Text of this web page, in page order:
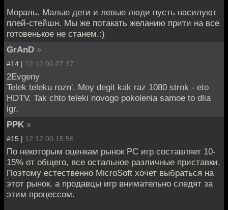
Мораль. Малые дети и левые люди пусть насилуют
плей-стейшн. Мы же потакать желанию прити на все
готовенькое не станем.:)
GrAnD »
#14 | 12.12.00 07:37
2Evgeny
Telek teleku rozn'. Moy degit kak raz 1080 strok - eto
HDTV. Tak chto teleki novogo pokolenia samoe to dlia
igr.
PPK »
#15 | 12.12.00 15:56
По некоторым оценкам рынок PC игр составляет 10-
15% от общего, все остальное различные приставки.
Поэтому естественно MicroSoft хочет выбраться на
этот рынок, а продавцы игр внимательно следят за
этим процессом.